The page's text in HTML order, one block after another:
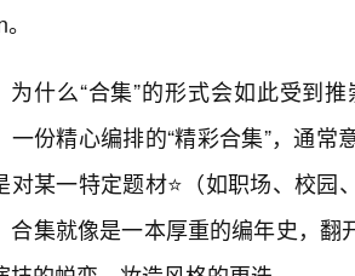
为什么“合集”的形式会如此受到
一份精心编排的“精彩合集”，通
对某一特定题材⭐（如职场、校
合集就像是一本厚重的编年史，